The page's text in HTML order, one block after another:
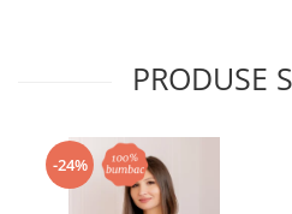
PRODUSE
-24%